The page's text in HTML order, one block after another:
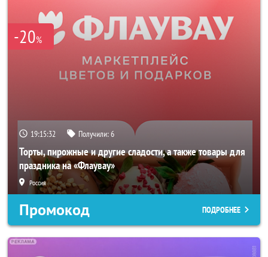
-20%
19:15:29 Получили:6
Торты, пирожные и другие сладости, а также товары для
праздника на «Флаувау»
Россия
Промокод ПОДРОБНЕЕ